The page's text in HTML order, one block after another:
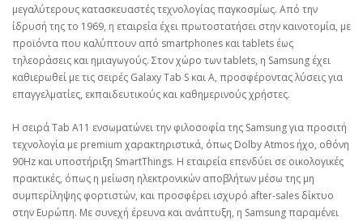
μεγαλύτερους κατασκευαστές τεχνολογίας παγκοσμίως. Από την
ίδρυσή της το 1969, η εταιρεία έχει πρωτοστατήσει στην καινοτομία, με
προϊόντα που καλύπτουν από smartphones και tablets έως
τηλεοράσεις και ημιαγωγούς. Στον χώρο των tablets, η Samsung έχει
καθιερωθεί με τις σειρές Galaxy Tab S και A, προσφέροντας λύσεις για
επαγγελματίες, εκπαιδευτικούς και καθημερινούς χρήστες.
Η σειρά Tab A11 ενσωματώνει την φιλοσοφία της Samsung για προσιτή
τεχνολογία με premium χαρακτηριστικά, όπως Dolby Atmos ήχο, οθόνη
90Hz και υποστήριξη SmartThings. Η εταιρεία επενδύει σε οικολογικές
πρακτικές, όπως η μείωση ηλεκτρονικών αποβλήτων μέσω της μη
συμπερίληψης φορτιστών, και προσφέρει ισχυρό after-sales δίκτυο
στην Ευρώπη. Με συνεχή έρευνα και ανάπτυξη, η Samsung παραμένει